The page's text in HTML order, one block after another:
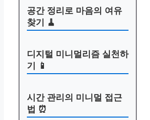
공간 정리로 마음의 여유
찾기 🧹
디지털 미니멀리즘 실천하
기 📱
시간 관리의 미니멀 접근
법 ⏰